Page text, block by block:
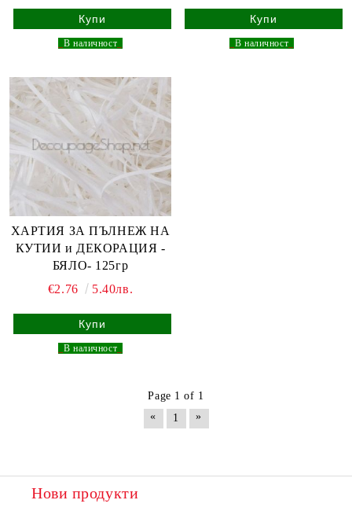
В наличност В наличност
ХАРТИЯ ЗА ПЪЛНЕЖ НА
КУТИИ и ДЕКОРАЦИЯ -
БЯЛО- 125гр
€2.76
5.40лв.
В наличност
Page 1 of 1
«
1 »
Нови продукти